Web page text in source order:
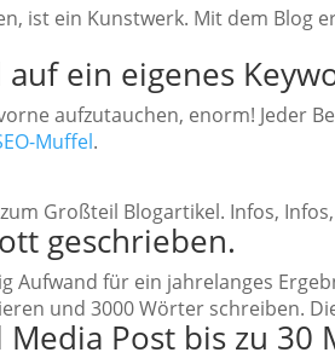
ist ein Kunstwerk. Mit dem
ein eigenes
aufzutauchen, enorm!
Muffel.
Großteil Blogartikel. Infos,
geschrieben.
Aufwand für ein jahrelanges
und 3000 Wörter schreiben.
Post bis zu 30